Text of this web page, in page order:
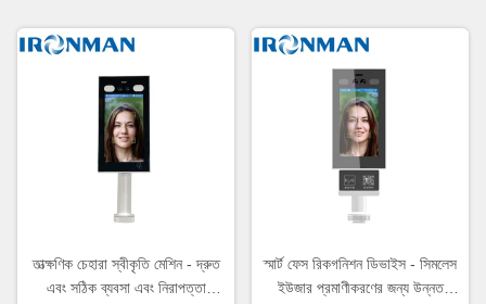
তাত্ক্ষণিক চেহারা স্বীকৃতি মেশিন - দ্রুত
এবং সঠিক ব্যবসা এবং নিরাপত্তা
স্মার্ট ফেস রিকগনিশন ডিভাইস - সিমলেস
ইউজার প্রমাণীকরণের জন্য উন্নত